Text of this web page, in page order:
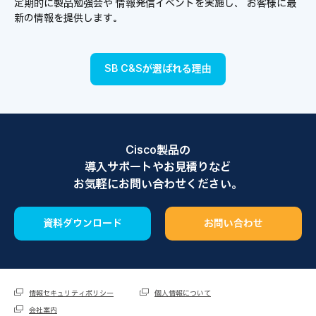
定期的に製品勉強会や 情報発信イベントを実施し、
お客様に最
新の情報を提供します。
SB C&Sが選ばれる理由
Cisco製品の
導入サポートやお見積りなど
お気軽にお問い合わせください。
資料ダウンロード お問い合わせ
情報セキュリティポリシー
個人情報について
会社案内